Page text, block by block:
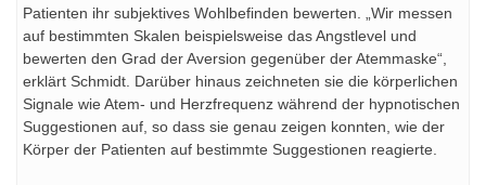
Patienten ihr subjektives Wohlbefinden bewerten. „Wir messen
auf bestimmten Skalen beispielsweise das Angstlevel und
bewerten den Grad der Aversion gegenüber der Atemmaske“,
erklärt Schmidt. Darüber hinaus zeichneten sie die körperlichen
Signale wie Atem- und Herzfrequenz während der hypnotischen
Suggestionen auf, so dass sie genau zeigen konnten, wie der
Körper der Patienten auf bestimmte Suggestionen reagierte.